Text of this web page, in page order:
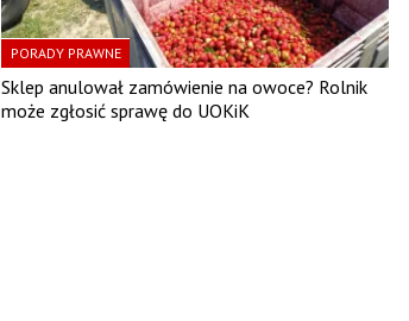
PORADY PRAWNE
Sklep anulował zamówienie na owoce? Rolnik
może zgłosić sprawę do UOKiK